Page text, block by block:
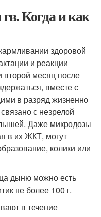
Когда и как
здоровой
и реакции
месяц после
вместе с
в разряд жизненно
с незрелой
Даже микродозы
в их ЖКТ, могут
колики или
дыню можно есть
не более 100 г.
в течение